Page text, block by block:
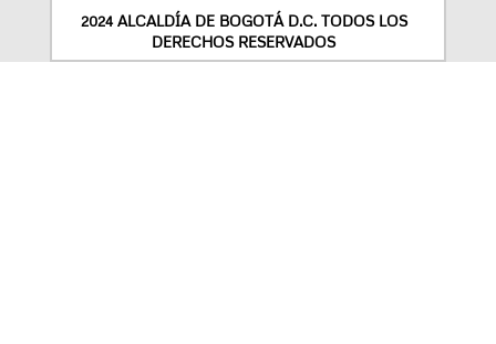
2024 ALCALDÍA DE BOGOTÁ D.C. TODOS LOS
DERECHOS RESERVADOS